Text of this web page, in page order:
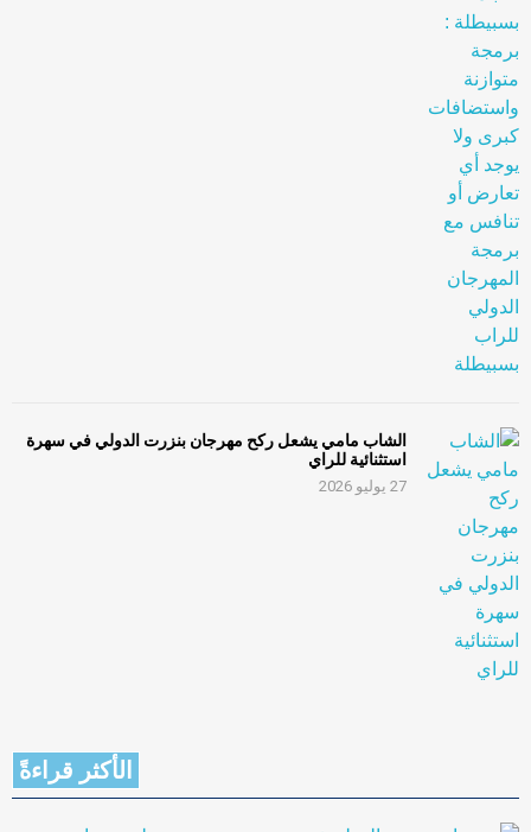
الشاب مامي يشعل ركح مهرجان بنزرت الدولي في سهرة
استثنائية للراي
27 يوليو 2026
الأكثر قراءةً